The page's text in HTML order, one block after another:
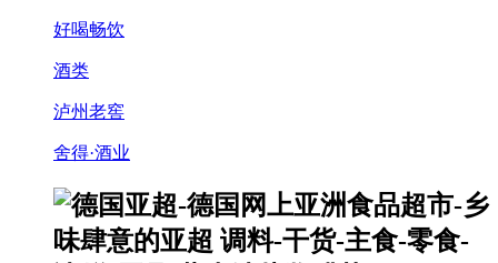
好喝畅饮
酒类
泸州老窖
舍得·酒业